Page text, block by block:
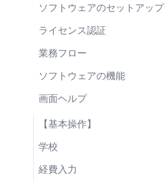
ソフトウェアのセットアップ
セットアッププログラムの入手
ソフトウェアのインストール
ライセンス認証
ソフトウェアの起動
ソフトウェアの更新
ソフトウェアのアンインストー
ライセンス認証
オンライン認証
オンサイト認証
オンライン解除
オンサイト解除
コンピュータの変更
業務フロー
0. 年次更新処理
1. 基礎情報の整理
学校・学部の整理
児童生徒の整理
世帯・世帯構成員の整理
2. 支弁区分決定
税情報の入力
区分決定
3. 支給回の登録
4. 使用経費入力
ソフトウェアの機能
データファイル
世帯情報の共有
兄弟姉妹の新入生の登録
世帯員の所属世帯を変更
年次更新処理
児童生徒の状況履歴
画面ヘルプ
【基本操作】
画面操作の基礎
帳票出力
学校
学校詳細
経費入力